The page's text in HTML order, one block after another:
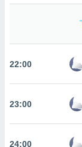
22:00
23:00
24:00